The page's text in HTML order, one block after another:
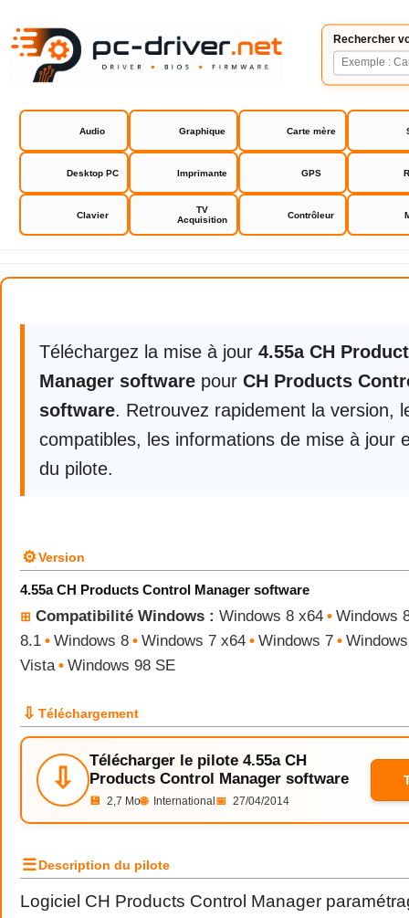
Rechercher
Audio Graphique Carte mère
Desktop PC Imprimante GPS
Clavier
TV
Acquisition
Contrôleur
CH Products Control Manager
Téléchargez la mise à jour 4.55a CH
Manager software pour CH Products
software. Retrouvez rapidement la version,
compatibles, les informations de mise à jour
du pilote.
⚙Version
4.55a CH Products Control Manager software
⊞ Compatibilité Windows : Windows 8 x64 • Windows
8.1 • Windows 8 • Windows 7 x64 • Windows 7 •
Vista • Windows 98 SE
⇩ Téléchargement
⇩
Télécharger le pilote 4.55a CH
Products Control Manager software
💾 2,7 Mo🌐 International 📅 27/04/2014
☰Description du pilote
Logiciel CH Products Control Manager